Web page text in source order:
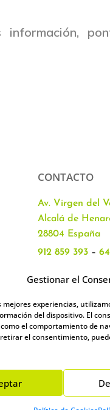
Gestionar el
mejores experiencias,
del dispositivo. El
el comportamiento de
el consentimiento,
CONTACTO
Av. Virgen del
Alcalá de
28804 España
912 859 393–